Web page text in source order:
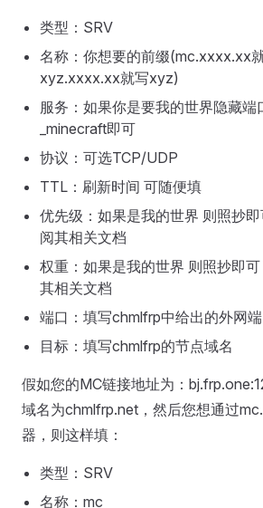
类型：SRV
名称：你想要的前缀(mc.xxxx.xx
xyz.xxxx.xx就写xyz)
服务：如果你是要我的世界隐藏端
_minecraft即可
协议：可选TCP/UDP
TTL：刷新时间 可随便填
优先级：如果是我的世界 则照抄
阅其相关文档
权重：如果是我的世界 则照抄即
其相关文档
端口：填写chmlfrp中给出的外网
目标：填写chmlfrp的节点域名
假如您的MC链接地址为：
域名为chmlfrp.net，然后您想通过
器，则这样填：
类型：SRV
名称：mc